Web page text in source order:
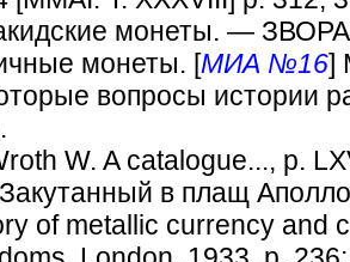
монеты. —
монеты. [МИА №16]
вопросы
W. A catalogue..., p.
в плащ
of metallic currency and